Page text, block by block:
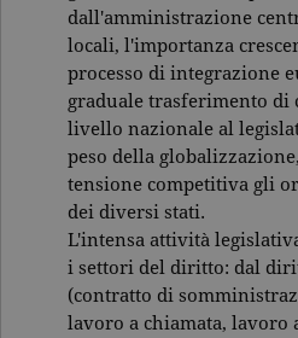
dall'amministrazione
locali, l'importanza
processo di integrazione
graduale trasferimento di
livello nazionale al
peso della
tensione competitiva gli
dei diversi stati.
L'intensa attività
i settori del diritto: dal
(contratto di
lavoro a chiamata, lavoro